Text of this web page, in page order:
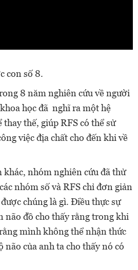
con số 8.
8 năm nghiên cứu về người
học đã nghĩ ra một hệ
thế, giúp RFS có thể sử
việc địa chất cho đến khi về
nhóm nghiên cứu đã thử
nhóm số và RFS chỉ đơn giản
chúng là gì. Điều thực sự
não đồ cho thấy rằng trong khi
mình không thể nhận thức
não của anh ta cho thấy nó có